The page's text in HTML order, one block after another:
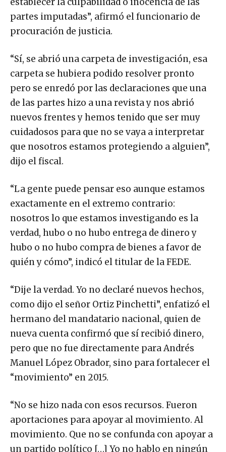
partes imputadas”, afirmó el funcionario de
procuración de justicia.
“Sí, se abrió una carpeta de investigación, esa
carpeta se hubiera podido resolver pronto
pero se enredó por las declaraciones que una
de las partes hizo a una revista y nos abrió
nuevos frentes y hemos tenido que ser muy
cuidadosos para que no se vaya a interpretar
que nosotros estamos protegiendo a alguien”,
dijo el fiscal.
“La gente puede pensar eso aunque estamos
exactamente en el extremo contrario:
nosotros lo que estamos investigando es la
verdad, hubo o no hubo entrega de dinero y
hubo o no hubo compra de bienes a favor de
quién y cómo”, indicó el titular de la FEDE.
“Dije la verdad. Yo no declaré nuevos hechos,
como dijo el señor Ortiz Pinchetti”, enfatizó el
hermano del mandatario nacional, quien de
nueva cuenta confirmó que sí recibió dinero,
pero que no fue directamente para Andrés
Manuel López Obrador, sino para fortalecer el
“movimiento” en 2015.
“No se hizo nada con esos recursos. Fueron
aportaciones para apoyar al movimiento. Al
movimiento. Que no se confunda con apoyar a
un partido político […] Yo no hablo en ningún